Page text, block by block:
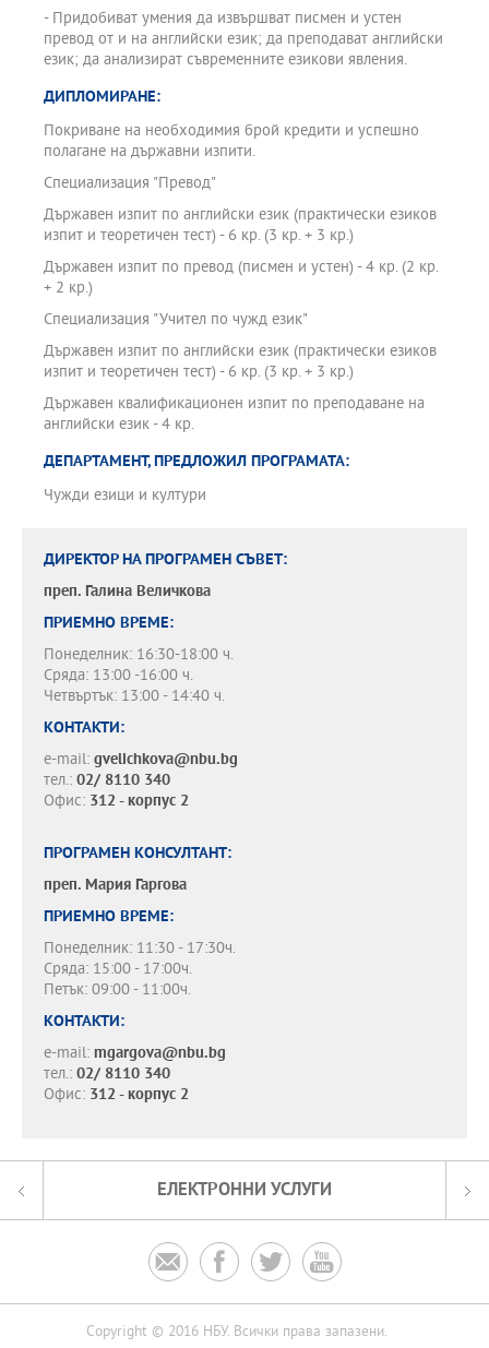
- Придобиват умения да извършват писмен и устен
превод от и на английски език; да преподават английски
език; да анализират съвременните езикови явления.
ДИПЛОМИРАНЕ:
Покриване на необходимия брой кредити и успешно
полагане на държавни изпити.
Специализация "Превод"
Държавен изпит по английски език (практически езиков
изпит и теоретичен тест) - 6 кр. (3 кр. + 3 кр.)
Държавен изпит по превод (писмен и устен) - 4 кр. (2 кр.
+ 2 кр.)
Специализация "Учител по чужд език"
Държавен изпит по английски език (практически езиков
изпит и теоретичен тест) - 6 кр. (3 кр. + 3 кр.)
Държавен квалификационен изпит по преподаване на
английски език - 4 кр.
ДЕПАРТАМЕНТ, ПРЕДЛОЖИЛ ПРОГРАМАТА:
Чужди езици и култури
ДИРЕКТОР НА ПРОГРАМЕН СЪВЕТ:
преп. Галина Величкова
ПРИЕМНО ВРЕМЕ:
Понеделник: 16:30-18:00 ч.
Сряда: 13:00 -16:00 ч.
Четвъртък: 13:00 - 14:40 ч.
КОНТАКТИ:
e-mail: gvelichkova@nbu.bg
тел.: 02/ 8110 340
Офис: 312 - корпус 2
ПРОГРАМЕН КОНСУЛТАНТ:
преп. Мария Гаргова
ПРИЕМНО ВРЕМЕ:
Понеделник: 11:30 - 17:30ч.
Сряда: 15:00 - 17:00ч.
Петък: 09:00 - 11:00ч.
КОНТАКТИ:
e-mail: mgargova@nbu.bg
тел.: 02/ 8110 340
Офис: 312 - корпус 2
ЕЛЕКТРОННИ УСЛУГИ
   
Copyright © 2016 НБУ. Всички права запазени.